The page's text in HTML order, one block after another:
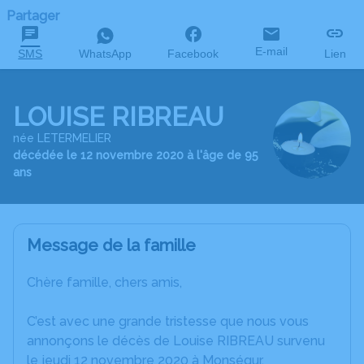
Partager
SMS WhatsApp Facebook E-mail Lien
LOUISE RIBREAU
née LETERMELIER
décédée le 12 novembre 2020 à l'âge de 95
ans
Message de la famille
Chère famille, chers amis,
C’est avec une grande tristesse que nous vous
annonçons le décès de Louise RIBREAU survenu
le jeudi 12 novembre 2020 à Monségur.